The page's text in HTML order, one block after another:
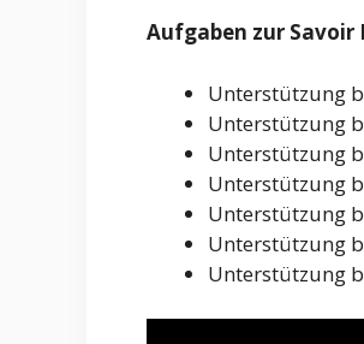
Aufgaben zur Savoir
Unterstützung
Unterstützung
Unterstützung
Unterstützung
Unterstützung
Unterstützung
Unterstützung